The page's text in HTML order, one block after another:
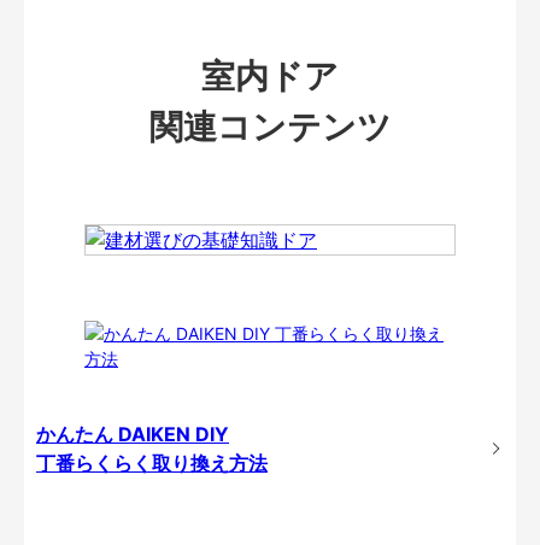
室内ドア
関連コンテンツ
かんたん DAIKEN DIY
丁番らくらく取り換え方法